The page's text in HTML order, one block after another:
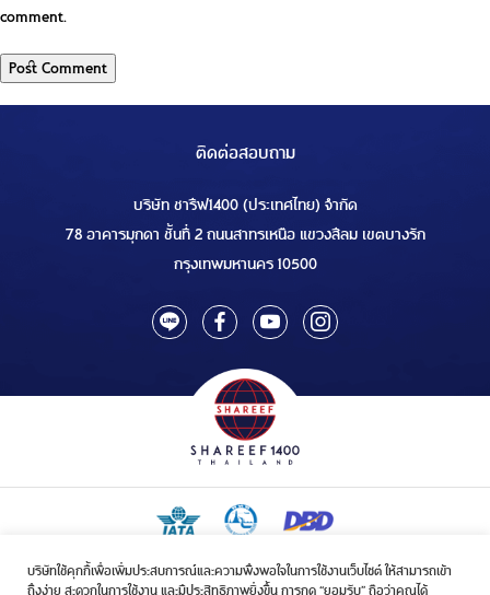
บริษัทใช้คุกกี้เพื่อเพิ่มประสบการณ์และความพึงพอใจในการใช้งานเว็บไซต์ ให้สามารถเข้า
ถึงง่าย สะดวกในการใช้งาน และมีประสิทธิภาพยิ่งขึ้น การกด “ยอมรับ” ถือว่าคุณได้
comment.
ติดต่อสอบถาม
บริษัท ชารีฟ1400 (ประเทศไทย) จำกัด
78 อาคารมุกดา ชั้นที่ 2 ถนนสาทรเหนือ แขวงสีลม เขตบางรัก
กรุงเทพมหานคร 10500
ใบอนุญาตเป็นผู้ประกอบกิจการรับจัดบริการขนส่งในกิจการฮัจย์เลขที่ 1/2568